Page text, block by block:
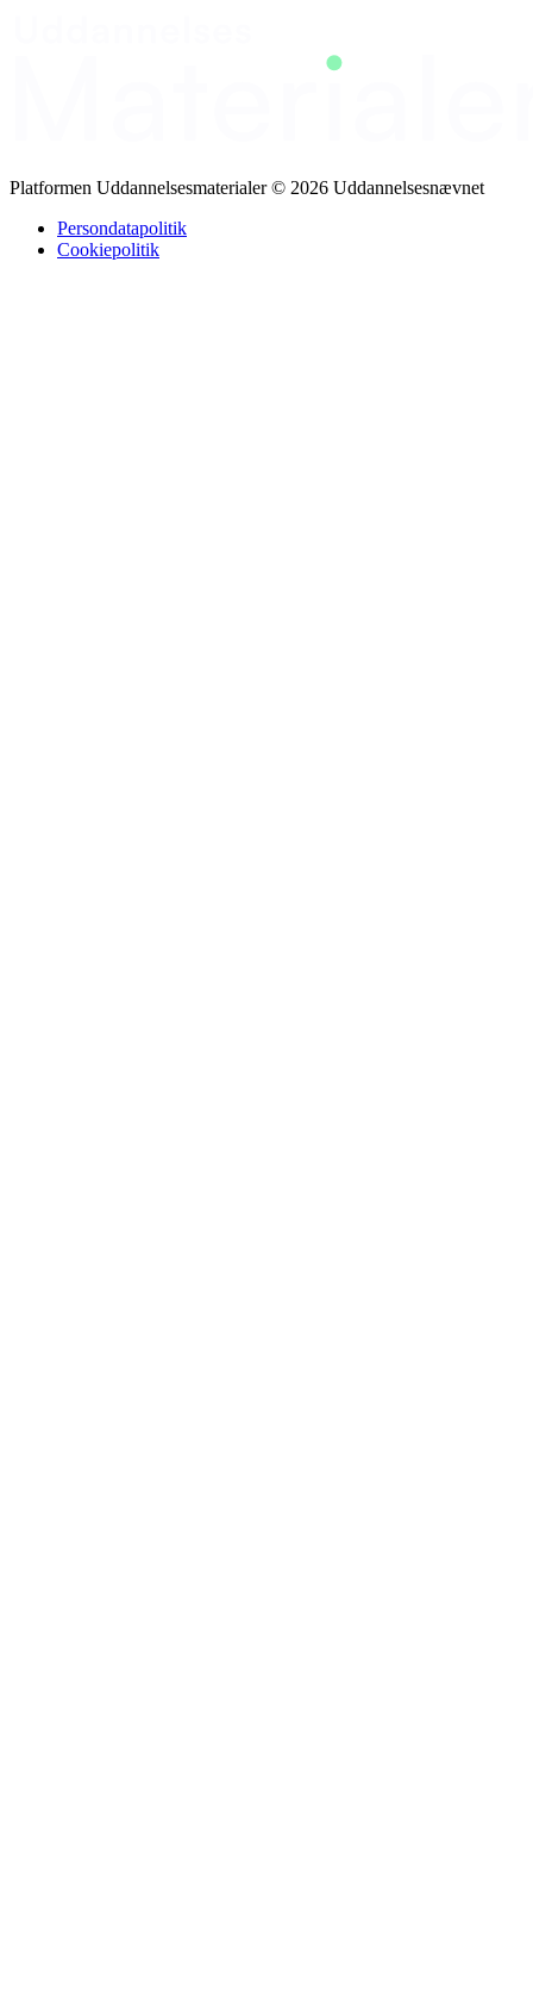
tilgængelighed. 5) En opsamling af nøglepunkter og interaktive
øvelser, der sikrer, at deltagerne kan anvende de teoretiske indsigter i
Platformen Uddannelsesmaterialer © 2026 Uddannelsesnævnet
Persondatapolitik
Cookiepolitik